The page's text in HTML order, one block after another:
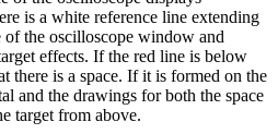
is a white reference line extending
the oscilloscope window and
effects. If the red line is below
there is a space. If it is formed on the
and the drawings for both the space
target from above.